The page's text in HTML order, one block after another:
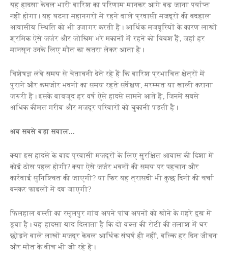
यह हादसा केवल भारी बारिश का परिणाम मानकर आगे बढ़ जाना पर्याप्त
नहीं होगा। यह घटना महानगरों में रहने वाले प्रवासी मजदूरों की बदहाल
आवासीय स्थिति को भी उजागर करती है। आर्थिक मजबूरियों के कारण लाखों
श्रमिक ऐसे जर्जर और जोखिम भरे मकानों में रहने को विवश हैं, जहां हर
मानसून उनके लिए मौत का खतरा लेकर आता है।
विशेषज्ञ लंबे समय से चेतावनी देते रहे हैं कि बारिश प्रभावित क्षेत्रों में
पुराने और कमजोर भवनों का समय रहते सर्वेक्षण, मरम्मत या खाली कराना
जरूरी है। इसके बावजूद हर वर्ष ऐसे हादसे सामने आते हैं, जिनमें सबसे
अधिक कीमत गरीब और मजदूर परिवारों को चुकानी पड़ती है।
अब सबसे बड़ा सवाल...
क्या इस हादसे के बाद प्रवासी मजदूरों के लिए सुरक्षित आवास की दिशा में
कोई ठोस पहल होगी? क्या ऐसे जर्जर भवनों की समय पर पहचान और
कार्रवाई सुनिश्चित की जाएगी? या फिर यह त्रासदी भी कुछ दिनों की चर्चा
बनकर फाइलों में दब जाएगी?
फिलहाल बस्ती का रसूलपुर गांव अपने पांच अपनों को खोने के गहरे दुख में
डूबा है। यह हादसा याद दिलाता है कि दो वक्त की रोटी की तलाश में घर
छोड़ने वाले लाखों मजदूर केवल आर्थिक संघर्ष ही नहीं, बल्कि हर दिन जीवन
और मौत के बीच भी जी रहे हैं।